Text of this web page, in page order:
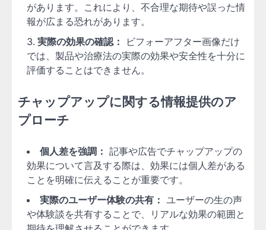
があります。これにより、不合理な期待や誤った情
報が広まる恐れがあります。
実際の効果の確認：
ビフォーアフター画像だけ
では、製品や治療法の実際の効果や安全性を十分に
評価することはできません。
チャップアップに関する情報提供のア
プローチ
個人差を強調： 記事や広告でチャップアップの
効果について言及する際は、効果には個人差がある
ことを明確に伝えることが重要です。
実際のユーザー体験の共有： ユーザーの生の声
や体験談を共有することで、リアルな効果の範囲と